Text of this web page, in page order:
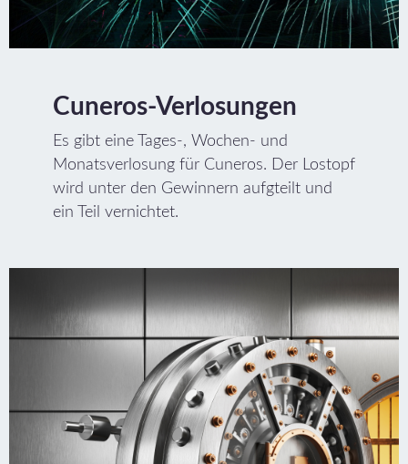
Cuneros-Verlosungen
Es gibt eine Tages-, Wochen- und
Monatsverlosung für Cuneros. Der Lostopf
wird unter den Gewinnern aufgteilt und
ein Teil vernichtet.